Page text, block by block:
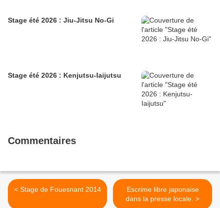
Stage été 2026 : Jiu-Jitsu No-Gi
Stage été 2026 : Kenjutsu-Iaijutsu
Commentaires
< Stage de Fouesnant 2014
Escrime libre japonaise
dans la presse locale. >